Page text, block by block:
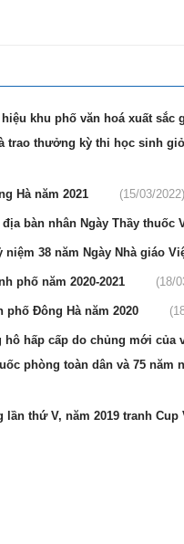
khu phố văn hoá xuất sắc
thưởng kỳ thi học sinh
Hà năm 2021 (15/03/2022)
bàn nhân Ngày Thầy thuốc
38 năm Ngày Nhà giáo
phố năm 2020-2021 (18/
Đông Hà năm 2020
hấp cấp do chủng mới của
phòng toàn dân và 75 năm
thứ V, năm 2019 tranh Cup